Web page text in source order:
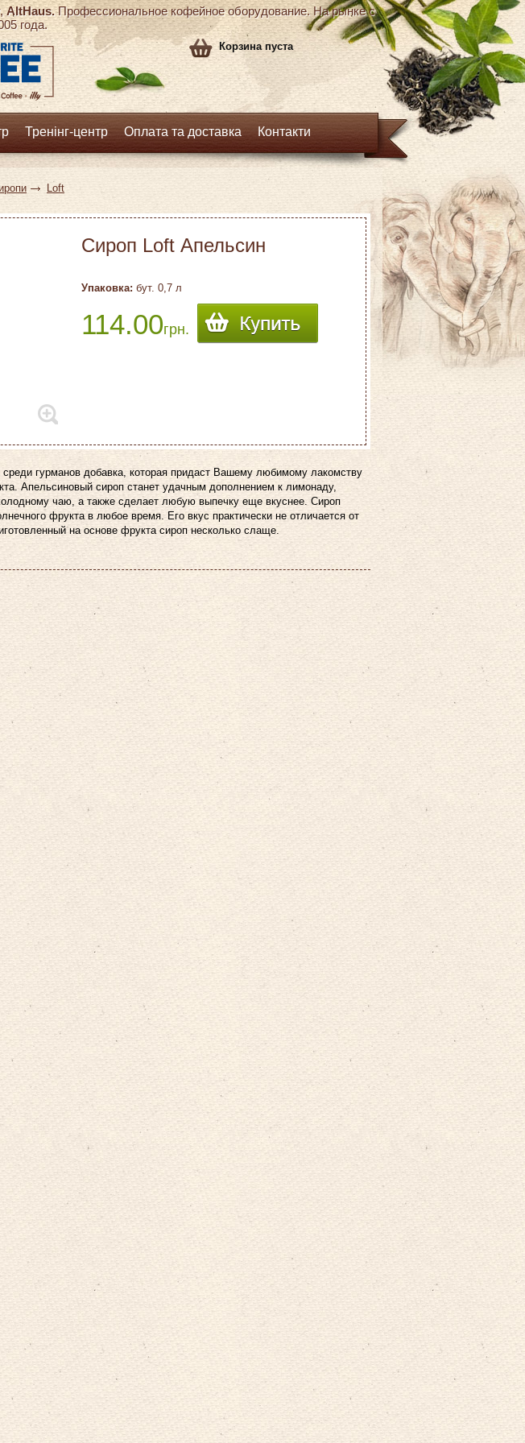
AltHaus.Профессиональное кофейное оборудование. На рынке с
года.
Корзина пуста
Тренінг-центр Оплата та доставка Контакти
Loft
Сироп Loft Апельсин
Упаковка: бут. 0,7 л
114.00грн.
гурманов добавка, которая придаст Вашему любимому лакомству
Апельсиновый сироп станет удачным дополнением к лимонаду,
чаю, а также сделает любую выпечку еще вкуснее. Сироп
фрукта в любое время. Его вкус практически не отличается от
на основе фрукта сироп несколько слаще.